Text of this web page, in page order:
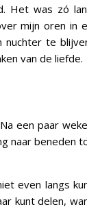
Het was zó
mijn oren in
nuchter te
van de liefde.
een paar
naar beneden
even langs
kunt delen,